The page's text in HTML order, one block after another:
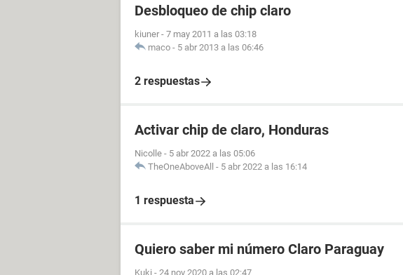
Desbloqueo de chip claro
kiuner - 7 may 2011 a las 03:18
maco - 5 abr 2013 a las 06:46
2 respuestas
Activar chip de claro, Honduras
Nicolle - 5 abr 2022 a las 05:06
TheOneAboveAll - 5 abr 2022 a las 16:14
1 respuesta
Quiero saber mi número Claro Paraguay
Kuki - 24 nov 2020 a las 02:47